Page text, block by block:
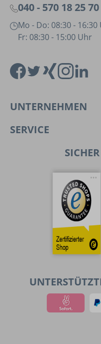
040 - 570 18 25 70
Mo - Do: 08:30 - 16:30
Fr: 08:30 - 15:00 Uhr
UNTERNEHMEN
SERVICE